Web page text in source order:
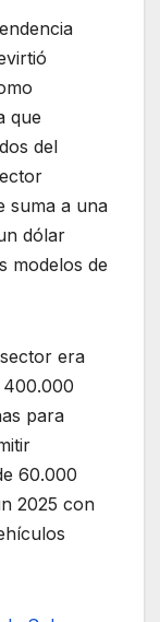
que
del
suma a una
dólar
modelos de
era
para
60.000
2025 con